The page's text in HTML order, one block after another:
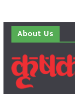
About Us